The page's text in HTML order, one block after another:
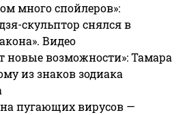
много спойлеров»:
скульптор снялся в
Видео
новые возможности»: Тамара
из знаков зодиака
пугающих вирусов —